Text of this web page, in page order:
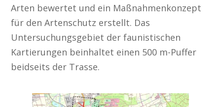
Arten bewertet und ein Maßnahmenkonzept
für den Artenschutz erstellt. Das
Untersuchungsgebiet der faunistischen
Kartierungen beinhaltet einen 500 m-Puffer
beidseits der Trasse.